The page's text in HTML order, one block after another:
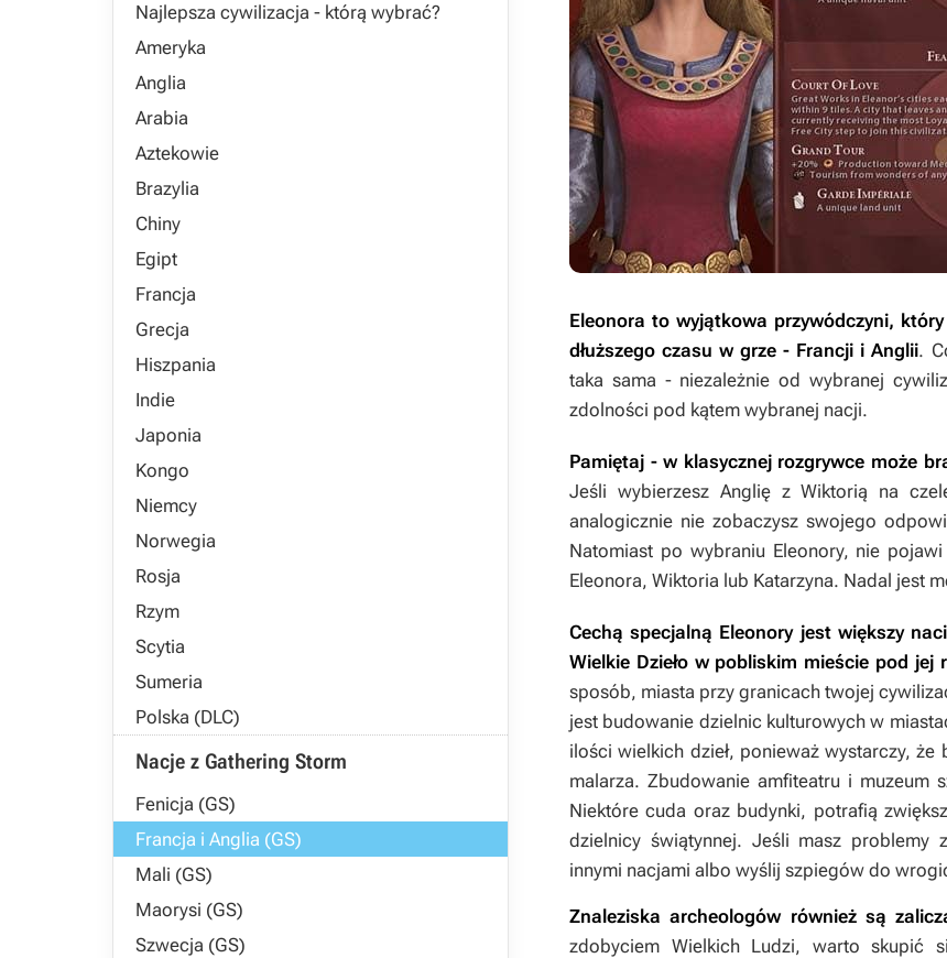
Najlepsza cywilizacja - którą wybrać?
Ameryka
Anglia
Arabia
Aztekowie
Brazylia
Chiny
Egipt
Francja
Grecja
Hiszpania
Indie
Japonia
Kongo
Niemcy
Norwegia
Rosja
Rzym
Scytia
Sumeria
Polska (DLC)
Nacje z Gathering Storm
Fenicja (GS)
Francja i Anglia (GS)
Mali (GS)
Maorysi (GS)
Szwecja (GS)
Eleonora to wyjątkowa przywódczyni,
dłuższego czasu w grze - Francji i Anglii.
taka sama - niezależnie od wybranej
zdolności pod kątem wybranej nacji.
Pamiętaj - w klasycznej rozgrywce może
Jeśli wybierzesz Anglię z Wiktorią na
analogicznie nie zobaczysz swojego
Natomiast po wybraniu Eleonory, nie
Eleonora, Wiktoria lub Katarzyna. Nadal jest
Cechą specjalną Eleonory jest większy
Wielkie Dzieło w pobliskim mieście pod jej
sposób, miasta przy granicach twojej
jest budowanie dzielnic kulturowych w
ilości wielkich dzieł, ponieważ wystarczy,
malarza. Zbudowanie amfiteatru i muzeum
Niektóre cuda oraz budynki, potrafią
dzielnicy świątynnej. Jeśli masz problemy
innymi nacjami albo wyślij szpiegów do
Znaleziska archeologów również są
zdobyciem Wielkich Ludzi, warto skupić